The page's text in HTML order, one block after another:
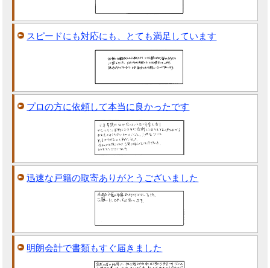
スピードにも対応にも、とても満足しています
プロの方に依頼して本当に良かったです
迅速な戸籍の取寄ありがとうございました
明朗会計で書類もすぐ届きました